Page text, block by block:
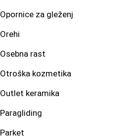
Opornice za gleženj
Orehi
Osebna rast
Otroška kozmetika
Outlet keramika
Paragliding
Parket